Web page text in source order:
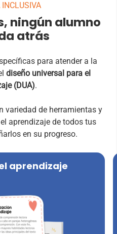
INCLUSIVA
ningún alumno
atrás
para atender a la
diseño universal para el
(DUA).
variedad de herramientas y
aprendizaje de todos tus
en su progreso.
aprendizaje
indicaciones y
puntos de vista.